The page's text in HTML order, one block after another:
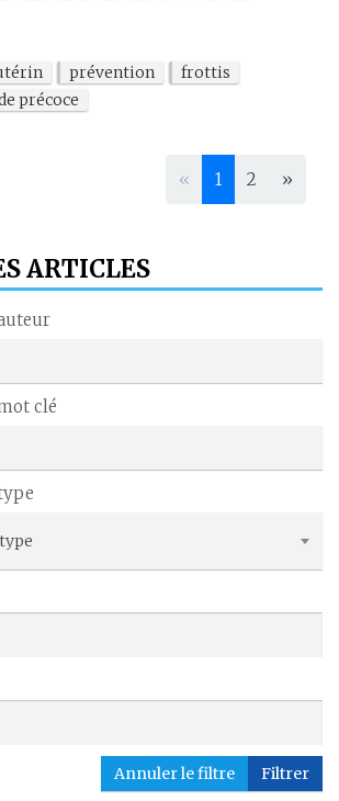
prévention
frottis
précoce
« 1 2 »
ARTICLES
clé
Filtrer
Annuler le filtre